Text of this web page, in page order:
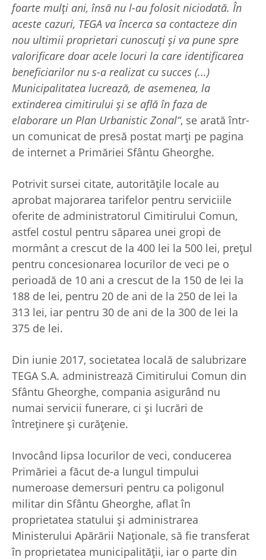
foarte mulţi ani, însă nu l-au folosit niciodată. În
aceste cazuri, TEGA va încerca sa contacteze din
nou ultimii proprietari cunoscuţi şi va pune spre
valorificare doar acele locuri la care identificarea
beneficiarilor nu s-a realizat cu succes (...)
Municipalitatea lucrează, de asemenea, la
extinderea cimitirului şi se află în faza de
elaborare un Plan Urbanistic Zonal“, se arată într-
un comunicat de presă postat marţi pe pagina
de internet a Primăriei Sfântu Gheorghe.
Potrivit sursei citate, autorităţile locale au
aprobat majorarea tarifelor pentru serviciile
oferite de administratorul Cimitirului Comun,
astfel costul pentru săparea unei gropi de
mormânt a crescut de la 400 lei la 500 lei, preţul
pentru concesionarea locurilor de veci pe o
perioadă de 10 ani a crescut de la 150 de lei la
188 de lei, pentru 20 de ani de la 250 de lei la
313 lei, iar pentru 30 de ani de la 300 de lei la
375 de lei.
Din iunie 2017, societatea locală de salubrizare
TEGA S.A. administrează Cimitirului Comun din
Sfântu Gheorghe, compania asigurând nu
numai servicii funerare, ci şi lucrări de
întreţinere şi curăţenie.
Invocând lipsa locurilor de veci, conducerea
Primăriei a făcut de-a lungul timpului
numeroase demersuri pentru ca poligonul
militar din Sfântu Gheorghe, aflat în
proprietatea statului şi administrarea
Ministerului Apărării Naţionale, să fie transferat
în proprietatea municipalităţii, iar o parte din